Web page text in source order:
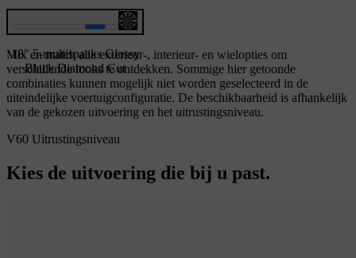
18" 5-multispaaks Glossy
Black Diamond Cut
Mix en match alle exterieur-, interieur- en wielopties om
verschillende looks te ontdekken. Sommige hier getoonde
combinaties kunnen mogelijk niet worden geselecteerd in de
uiteindelijke voertuigconfiguratie. De beschikbaarheid is afhankelijk
van de gekozen uitvoering en het uitrustingsniveau.
V60 Uitrustingsniveau
Kies de uitvoering die bij u past.